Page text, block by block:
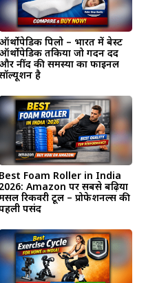
ऑर्थोपेडिक पिलो – भारत में बेस्ट
ऑर्थोपेडिक तकिया जो गर्दन दर्द
और नींद की समस्या का फाइनल
है
Best Foam Roller in India
2026: Amazon पर सबसे बढ़िया
रिकवरी टूल – प्रोफेशनल्स की
पसंद